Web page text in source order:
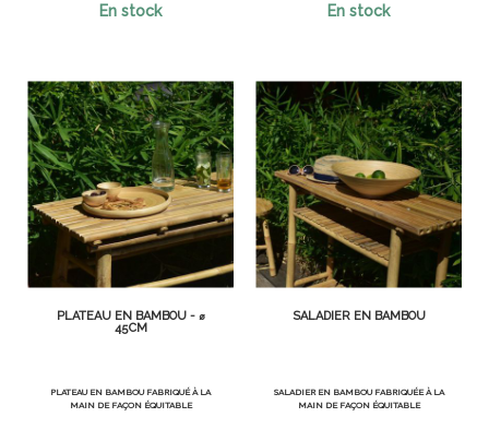
En stock En stock
PLATEAU EN BAMBOU - ⌀
45CM
PLATEAU EN BAMBOU FABRIQUÉ À LA
MAIN DE FAÇON ÉQUITABLE
SALADIER EN BAMBOU
SALADIER EN BAMBOU FABRIQUÉE À LA
MAIN DE FAÇON ÉQUITABLE